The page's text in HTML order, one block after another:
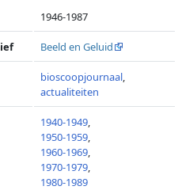
1946-1987
Beeld en Geluid
bioscoopjournaal,
actualiteiten
1940-1949,
1950-1959,
1960-1969,
1970-1979,
1980-1989